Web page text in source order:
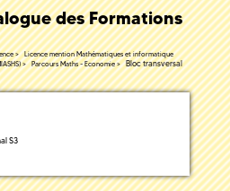
des Formations
Licence mention Mathématiques et informatique
Parcours Maths - Economie
Bloc transversal
S3